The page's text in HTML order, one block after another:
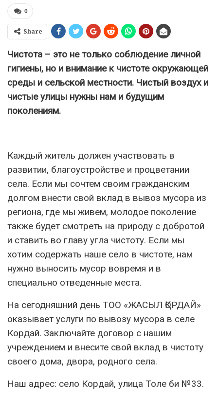
0
Share
Чистота – это не только соблюдение личной
гигиены, но и внимание к чистоте окружающей
среды и сельской местности. Чистый воздух и
чистые улицы нужны нам и будущим
поколениям.
Каждый житель должен участвовать в
развитии, благоустройстве и процветании
села. Если мы сочтем своим гражданским
долгом внести свой вклад в вывоз мусора из
региона, где мы живем, молодое поколение
также будет смотреть на природу с добротой
и ставить во главу угла чистоту. Если мы
хотим содержать наше село в чистоте, нам
нужно выносить мусор вовремя и в
специально отведенные места.
На сегодняшний день ТОО «ЖАСЫЛ ҚОРДАЙ»
оказывает услуги по вывозу мусора в селе
Кордай. Заключайте договор с нашим
учреждением и внесите свой вклад в чистоту
своего дома, двора, родного села.
Наш адрес: село Кордай, улица Толе би №33.